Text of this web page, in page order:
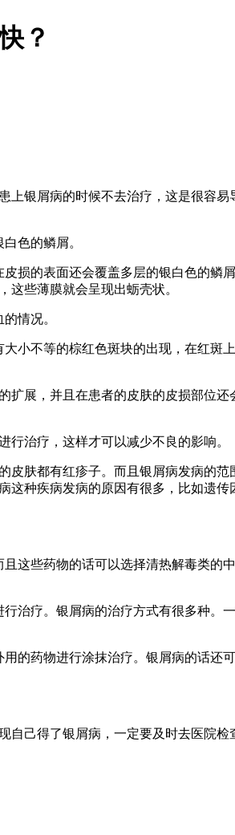
？
银屑病的时候不去治疗，这是很容
色的鳞屑。
损的表面还会覆盖多层的银白色的鳞
些薄膜就会呈现出蛎壳状。
情况。
小不等的棕红色斑块的出现，在红斑
展，并且在患者的皮肤的皮损部位
治疗，这样才可以减少不良的影响。
肤都有红疹子。而且银屑病发病的
种疾病发病的原因有很多，比如遗
这些药物的话可以选择清热解毒类的
治疗。银屑病的治疗方式有很多种。
的药物进行涂抹治疗。银屑病的话还
己得了银屑病，一定要及时去医院